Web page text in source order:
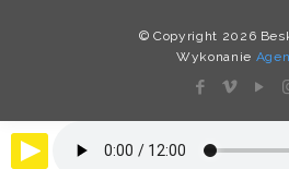
© Copyright 2026
Wykonanie